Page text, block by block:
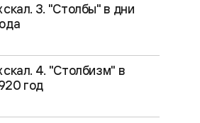
3. "Столбы" в дни
4. "Столбизм" в
год